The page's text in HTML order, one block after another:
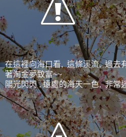
在這裡向海口看, 這條溪流, 過去
著淘金夢致富~~
陽光閃閃 , 遠處的海天一色, 非常